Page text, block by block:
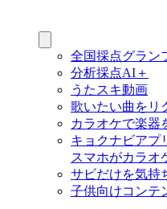
全国採点グラン
分析採点AI＋
うたスキ動画
歌いたい曲をリ
カラオケで楽器
キョクナビアプ
スマホがカラオ
サビだけを気持
子供向けコンテ